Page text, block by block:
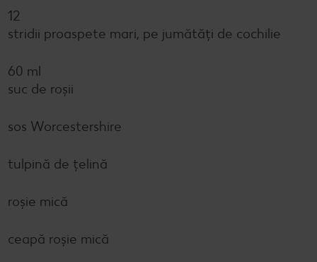
12
stridii proaspete mari, pe jumătăți de cochilie
60 ml
suc de roșii
sos Worcestershire
tulpină de țelină
roșie mică
ceapă roșie mică